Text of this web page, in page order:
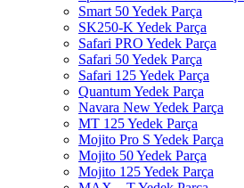
Smart 50 Yedek Parça
SK250-K Yedek Parça
Safari PRO Yedek Parça
Safari 50 Yedek Parça
Safari 125 Yedek Parça
Quantum Yedek Parça
Navara New Yedek Parça
MT 125 Yedek Parça
Mojito Pro S Yedek Parça
Mojito 50 Yedek Parça
Mojito 125 Yedek Parça